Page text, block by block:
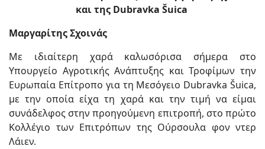
και της Dubravka Šuica
Μαργαρίτης Σχοινάς
Με ιδιαίτερη χαρά καλωσόρισα σήμερα στο
Υπουργείο Αγροτικής Ανάπτυξης και Τροφίμων την
Ευρωπαία Επίτροπο για τη Μεσόγειο Dubravka Šuica,
με την οποία είχα τη χαρά και την τιμή να είμαι
συνάδελφος στην προηγούμενη επιτροπή, στο πρώτο
Κολλέγιο των Επιτρόπων της Ούρσουλα φον ντερ
Λάιεν.